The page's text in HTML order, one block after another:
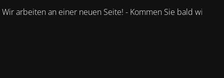
Wir arbeiten an einer neuen Seite! - Kommen Sie bald wieder.